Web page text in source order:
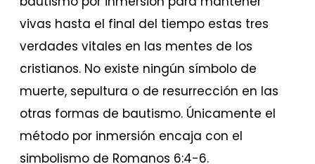
vivas hasta el final del tiempo estas tres
verdades vitales en las mentes de los
cristianos. No existe ningún símbolo de
muerte, sepultura o de resurrección en las
otras formas de bautismo. Únicamente el
método por inmersión encaja con el
simbolismo de Romanos 6:4-6.